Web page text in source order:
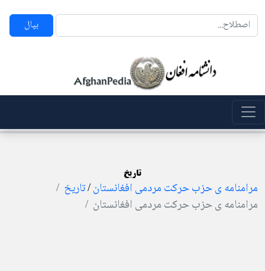
بپال
تاریخ
مرامنامه ی حزب حرکت مردمی افغانستان/تاریخ
مرامنامه ی حزب حرکت مردمی افغانستان